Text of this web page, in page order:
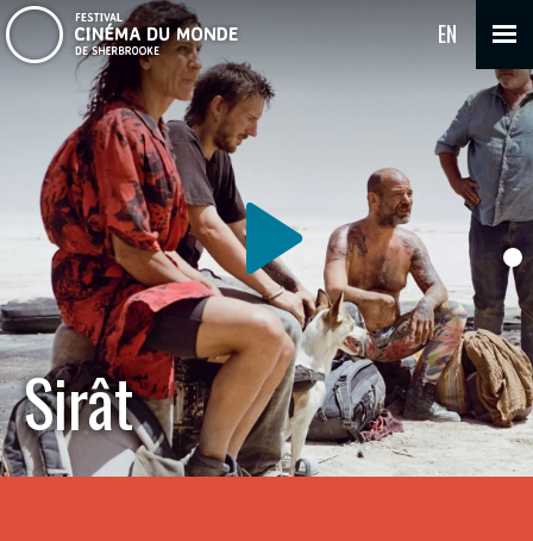
EN
Sirât